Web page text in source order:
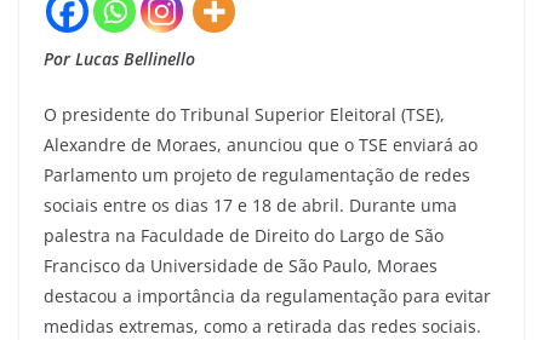
Por Lucas Bellinello
O presidente do Tribunal Superior Eleitoral (TSE),
Alexandre de Moraes, anunciou que o TSE enviará ao
Parlamento um projeto de regulamentação de redes
sociais entre os dias 17 e 18 de abril. Durante uma
palestra na Faculdade de Direito do Largo de São
Francisco da Universidade de São Paulo, Moraes
destacou a importância da regulamentação para evitar
medidas extremas, como a retirada das redes sociais.